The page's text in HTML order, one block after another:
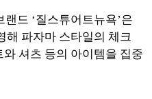
드 ‘질스튜어트뉴욕’은
해 파자마 스타일의 체크
셔츠 등의 아이템을 집중